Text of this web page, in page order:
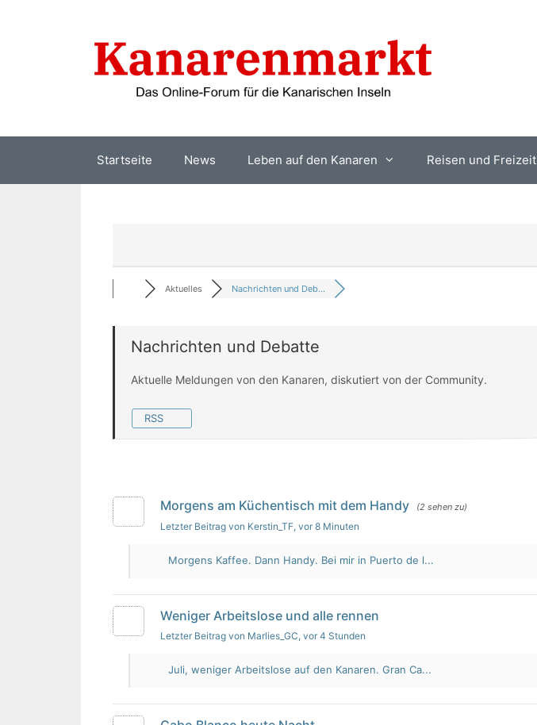
Startseite News Leben auf den Kanaren Reisen und Freizeit
Aktuelles Nachrichten und Deb...
Nachrichten und Debatte
Aktuelle Meldungen von den Kanaren, diskutiert von der Community.
RSS
Morgens am Küchentisch mit dem Handy (2 sehen zu)
Letzter Beitrag von Kerstin_TF, vor 8 Minuten
Morgens Kaffee. Dann Handy. Bei mir in Puerto de l...
Weniger Arbeitslose und alle rennen
Letzter Beitrag von Marlies_GC, vor 4 Stunden
Juli, weniger Arbeitslose auf den Kanaren. Gran Ca...